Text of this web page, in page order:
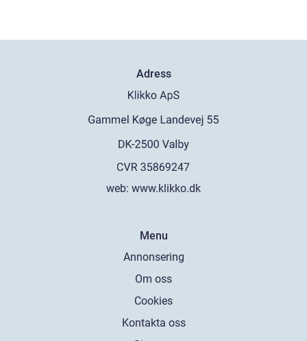
Adress
web: www.klikko.dk
Menu
Annonsering
Om oss
Cookies
Kontakta oss